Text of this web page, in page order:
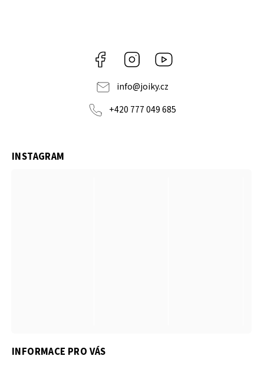
Facebook Instagram
info@joiky.cz
+420 777 049 685
INFORMACE PRO VÁS
INSTAGRAM